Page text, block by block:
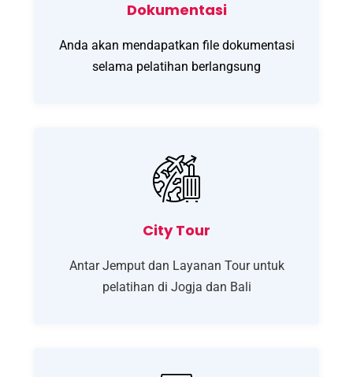
Dokumentasi
Anda akan mendapatkan file dokumentasi
selama pelatihan berlangsung
City Tour
Antar Jemput dan Layanan Tour untuk
pelatihan di Jogja dan Bali